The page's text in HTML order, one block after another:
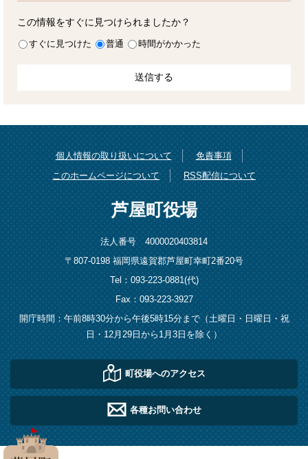
この情報をすぐに見つけられましたか？
すぐに見つけた 普通 時間がかかった
個人情報の取り扱いについて
免責事項
このホームページについて
RSS配信について
芦屋町役場
法人番号 4000020403814
〒807-0198 福岡県遠賀郡芦屋町幸町2番20号
Tel：093-223-0881(代)
Fax：093-223-3927
開庁時間：午前8時30分から午後5時15分まで（土曜日・日曜日・祝
日・12月29日から1月3日を除く）
町役場へのアクセス
各種お問い合わせ